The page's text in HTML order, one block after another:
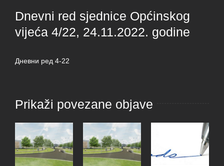
Dnevni red sjednice Općinskog
vijeća 4/22, 24.11.2022. godine
Дневни ред 4-22
Prikaži povezane objave